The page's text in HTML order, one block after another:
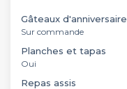
Gâteaux d'anniversaire
Sur commande
Planches et tapas
Oui
Repas assis